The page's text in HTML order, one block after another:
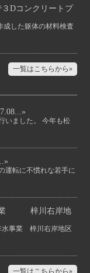
Dコンクリートプ
成した躯体の材料検査
一覧はこちらから»
いました。 今年も松
運転に不慣れな若手に
業 梓川右岸地
事業 梓川右岸地区